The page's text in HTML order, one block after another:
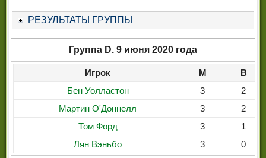
РЕЗУЛЬТАТЫ ГРУППЫ
Группа D. 9 июня 2020 года
Игрок М
В
Бен Уолластон
3
2
Мартин О'Доннелл
3
2
Том Форд
3
1
Лян Вэньбо
3 0